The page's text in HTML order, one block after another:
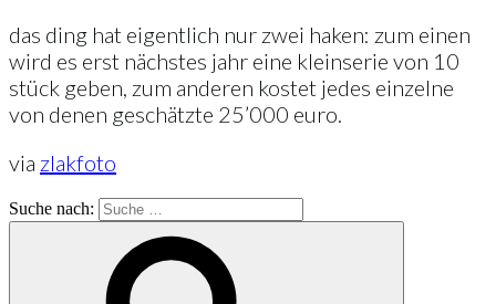
das ding hat eigentlich nur zwei haken: zum einen
wird es erst nächstes jahr eine kleinserie von 10
stück geben, zum anderen kostet jedes einzelne
von denen geschätzte 25’000 euro.
via zlakfoto
Suche nach: